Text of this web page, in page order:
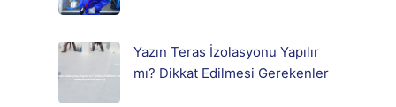
Yazın Teras İzolasyonu Yapılır
mı? Dikkat Edilmesi Gerekenler